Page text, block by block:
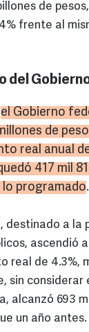
de
frente al
del
el Gobierno
de
real anual de
417 mil
lo programado.
destinado a la
ascendió
real de 4.3%,
sin considerar
alcanzó 693
un año antes.